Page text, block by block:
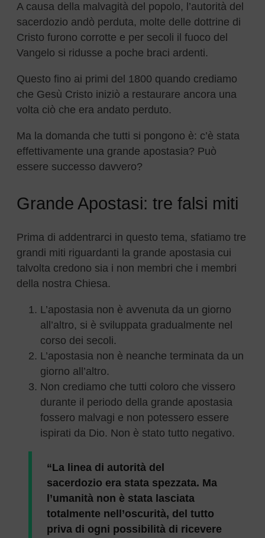
A causa della malvagità del popolo, l’autorità del
sacerdozio andò perduta, molte delle dottrine di
Cristo furono corrotte e per secoli il fuoco del
Vangelo si ridusse a poche braci ardenti.
Questo fino ai primi del 1800 quando crediamo
che Gesù Cristo iniziò a restaurare ancora una
volta ciò che era andato perduto.
Ma la domanda che tutti si pongono è: c’è stata
effettivamente una grande apostasia? Può
essere successo davvero?
Grande Apostasi: tre falsi miti
Prima di addentrarci in questo tema, sfatiamo tre
grandi miti riguardanti la grande apostasia cui
talvolta credono sia i non membri che i membri
della nostra Chiesa.
L’apostasia non è avvenuta da un giorno
all’altro, si è sviluppata gradualmente nel
corso dei secoli.
L’apostasia non è neanche terminata da un
giorno all’altro.
Non crediamo che tutti coloro che vissero
durante il periodo della grande apostasia
fossero malvagi e non potessero essere
ispirati da Dio. Non è stato tutto negativo.
“La linea di autorità del
sacerdozio era stata spezzata. Ma
l’umanità non è stata lasciata
totalmente nell’oscurità, del tutto
priva di ogni possibilità di ricevere